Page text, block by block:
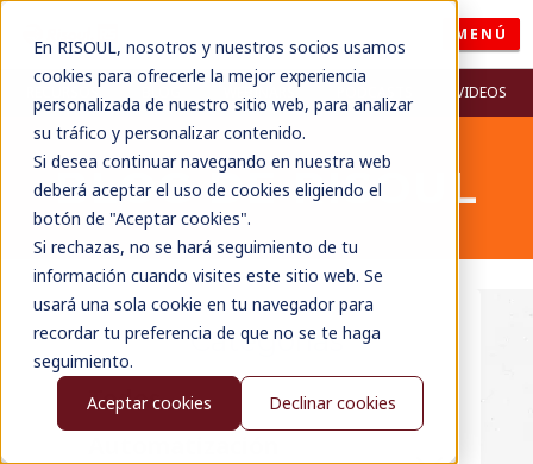
En RISOUL, nosotros y nuestros socios usamos
cookies para ofrecerle la mejor experiencia
personalizada de nuestro sitio web, para analizar
su tráfico y personalizar contenido.
Si desea continuar navegando en nuestra web
deberá aceptar el uso de cookies eligiendo el
botón de "Aceptar cookies".
Si rechazas, no se hará seguimiento de tu
información cuando visites este sitio web. Se
usará una sola cookie en tu navegador para
recordar tu preferencia de que no se te haga
seguimiento.
Aceptar cookies
Declinar cookies
MENÚ
RECURSOS WEBINARS VIDEOS
BLOG DE RISOUL
Categorías
Todos